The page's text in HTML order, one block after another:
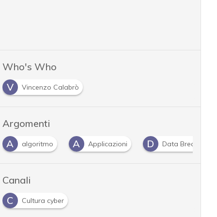
Who's Who
V
Vincenzo Calabrò
Argomenti
A
algoritmo A Applicazioni D Data Breach
Canali
C
Cultura cyber